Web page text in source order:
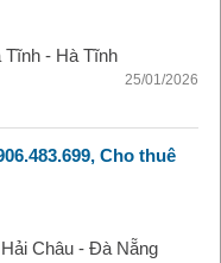
Tĩnh - Hà Tĩnh
25/01/2026
Cho thuê
Châu - Đà Nẵng